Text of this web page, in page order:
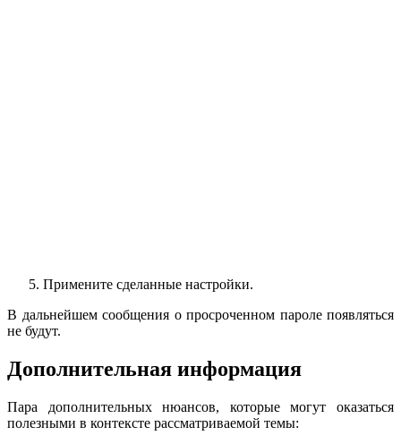
Примените сделанные настройки.
В дальнейшем сообщения о просроченном пароле появляться
не будут.
Дополнительная информация
Пара дополнительных нюансов, которые могут оказаться
полезными в контексте рассматриваемой темы: